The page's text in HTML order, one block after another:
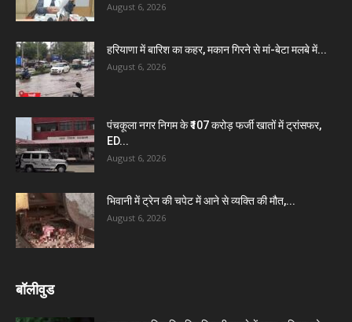
August 6, 2026
हरियाणा में बारिश का कहर, मकान गिरने से मां-बेटा मलबे में...
August 6, 2026
पंचकूला नगर निगम के ₹107 करोड़ फर्जी खातों में ट्रांसफर,
ED...
August 6, 2026
भिवानी में ट्रेन की चपेट में आने से व्यक्ति की मौत,...
August 6, 2026
बॉलीवुड